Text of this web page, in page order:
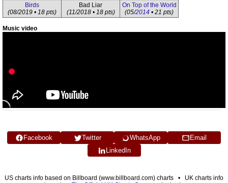
Birds
(08/2019 • 18 pts)
Bad Liar
(11/2018 • 18 pts)
On Top of the World
(05/2014 • 21 pts)
Music video
Facebook Twitter WhatsApp
Email
LinkedIn
US charts info based on Billboard (www.billboard.com) charts • UK charts info